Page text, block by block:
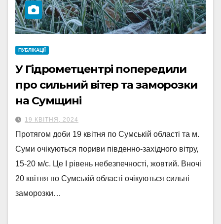
ПУБЛІКАЦІЇ
У Гідрометцентрі попередили
про сильний вітер та заморозки
на Сумщині
19 КВІТНЯ, 2024
Протягом доби 19 квітня по Сумській області та м.
Суми очікуються пориви південно-західного вітру,
15-20 м/с. Це I рівень небезпечності, жовтий. Вночі
20 квітня по Сумській області очікуються сильні
заморозки…